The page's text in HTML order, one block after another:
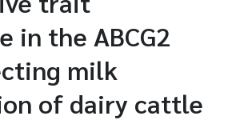
in the ABCG2
milk
of dairy cattle